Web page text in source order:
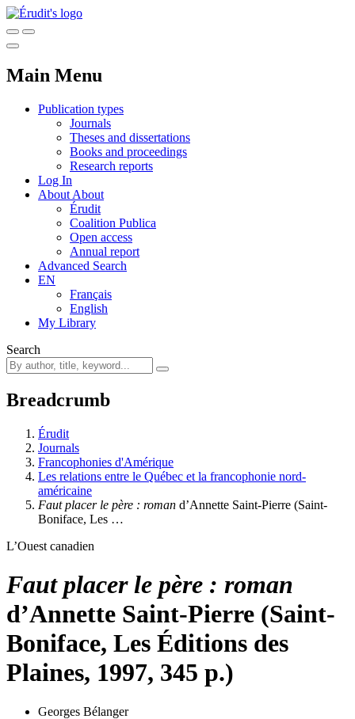
Main Menu
Publication types
Journals
Theses and dissertations
Books and proceedings
Research reports
Log In
About About
Érudit
Coalition Publica
Open access
Annual report
Advanced Search
EN
Français
English
My Library
Search
Breadcrumb
Érudit
Journals
Francophonies d'Amérique
Les relations entre le Québec et la francophonie nord-
américaine
Faut placer le père : roman d’Annette Saint-Pierre (Saint-
Boniface, Les …
L’Ouest canadien
Faut placer le père : roman
d’Annette Saint-Pierre (Saint-
Boniface, Les Éditions des
Plaines, 1997, 345 p.)
Georges Bélanger